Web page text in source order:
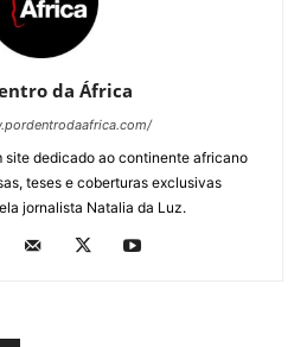
da África
site dedicado ao continente africano
teses e coberturas exclusivas
jornalista Natalia da Luz.